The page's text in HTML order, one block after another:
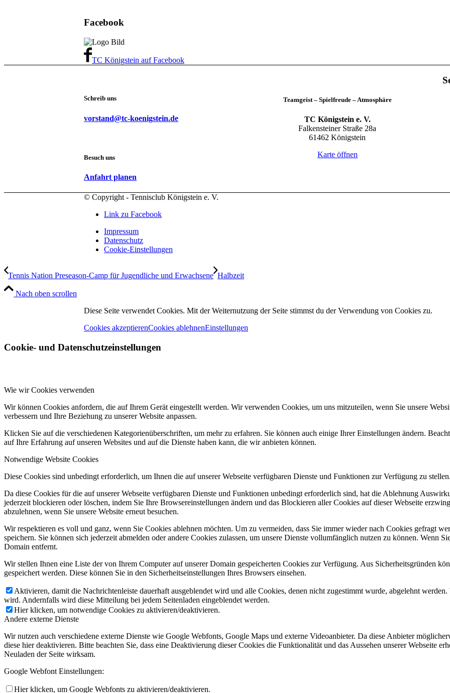
Facebook
TC Königstein auf Facebook
Schreib uns
vorstand@tc-koenigstein.de
Besuch uns
Anfahrt planen
Teamgeist – Spielfreude – Atmosphäre
TC Königstein e. V.
Falkensteiner Straße 28a
61462 Königstein
Karte öffnen
© Copyright - Tennisclub Königstein e. V.
Link zu Facebook
Impressum
Datenschutz
Cookie-Einstellungen
Tennis Nation Preseason-Camp für Jugendliche und Erwachsene Halbzeit
Nach oben scrollen
Diese Seite verwendet Cookies. Mit der Weiternutzung der Seite stimmst du der Verwendung von Cookies zu.
Cookies akzeptierenCookies ablehnenEinstellungen
Cookie- und Datenschutzeinstellungen
Wie wir Cookies verwenden
Wir können Cookies anfordern, die auf Ihrem Gerät eingestellt werden. Wir verwenden Cookies, um uns mitzuteilen, wenn Sie unsere
verbessern und Ihre Beziehung zu unserer Website anpassen.
Klicken Sie auf die verschiedenen Kategorienüberschriften, um mehr zu erfahren. Sie können auch einige Ihrer Einstellungen ändern.
auf Ihre Erfahrung auf unseren Websites und auf die Dienste haben kann, die wir anbieten können.
Notwendige Website Cookies
Diese Cookies sind unbedingt erforderlich, um Ihnen die auf unserer Webseite verfügbaren Dienste und Funktionen zur Verfügung zu
Da diese Cookies für die auf unserer Webseite verfügbaren Dienste und Funktionen unbedingt erforderlich sind, hat die Ablehnung
jederzeit blockieren oder löschen, indem Sie Ihre Browsereinstellungen ändern und das Blockieren aller Cookies auf dieser Webseite
abzulehnen, wenn Sie unsere Website erneut besuchen.
Wir respektieren es voll und ganz, wenn Sie Cookies ablehnen möchten. Um zu vermeiden, dass Sie immer wieder nach Cookies gefragt
speichern. Sie können sich jederzeit abmelden oder andere Cookies zulassen, um unsere Dienste vollumfänglich nutzen zu können. Wenn
Domain entfernt.
Wir stellen Ihnen eine Liste der von Ihrem Computer auf unserer Domain gespeicherten Cookies zur Verfügung. Aus Sicherheitsgründen
gespeichert werden. Diese können Sie in den Sicherheitseinstellungen Ihres Browsers einsehen.
Aktivieren, damit die Nachrichtenleiste dauerhaft ausgeblendet wird und alle Cookies, denen nicht zugestimmt wurde, abgelehnt
wird. Andernfalls wird diese Mitteilung bei jedem Seitenladen eingeblendet werden.
Hier klicken, um notwendige Cookies zu aktivieren/deaktivieren.
Andere externe Dienste
Wir nutzen auch verschiedene externe Dienste wie Google Webfonts, Google Maps und externe Videoanbieter. Da diese Anbieter
diese hier deaktivieren. Bitte beachten Sie, dass eine Deaktivierung dieser Cookies die Funktionalität und das Aussehen unserer Webseite
Neuladen der Seite wirksam.
Google Webfont Einstellungen:
Hier klicken, um Google Webfonts zu aktivieren/deaktivieren.